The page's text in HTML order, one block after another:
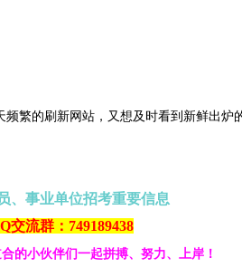
频繁的刷新网站，又想及时看到新鲜出炉
、事业单位招考重要信息
交流群：749189438
的小伙伴们一起拼搏、努力、上岸！